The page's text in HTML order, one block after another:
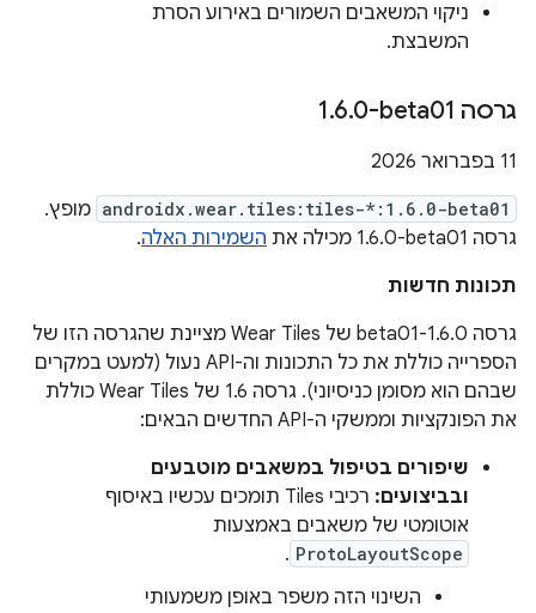
ניקוי המשאבים השמורים באירוע הסרת
המשבצת.
גרסה ‎1 .6.0-beta01
‫11 בפברואר 2026
androidx.wear.tiles:tiles-*:1.6.0-beta01 מופץ.
גרסה ‎1.6.0-beta01 מכילה את
השמירות האלה.
תכונות חדשות
גרסה 1.6.0-beta01 של Wear Tiles מציינת שהגרסה הזו של
הספרייה כוללת את כל התכונות וה-API נעול (למעט במקרים
שבהם הוא מסומן כניסיוני). גרסה 1.6 של Wear Tiles כוללת
את הפונקציות וממשקי ה-API החדשים הבאים:
שיפורים בטיפול במשאבים מוטבעים
ובביצועים:
רכיבי Tiles תומכים עכשיו באיסוף
אוטומטי של משאבים באמצעות
ProtoLayoutScope
.
השינוי הזה משפר באופן משמעותי